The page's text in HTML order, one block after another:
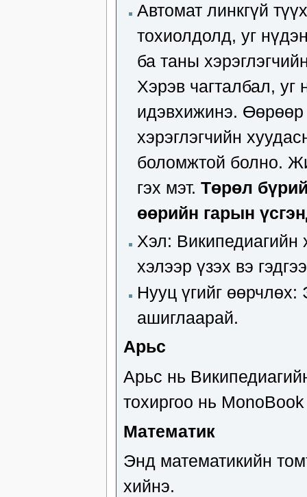
Автомат линкгүй
тохиолдолд, уг
ба таны
Хэрэв чагталбал, уг
идэвхижинэ. Өөрөөр
хэрэглэгчийн
боломжтой болно.
гэх мэт. Төрөл
өөрийн гарын
Хэл: Википедиагийн
хэлээр үзэх вэ
Нууц үгийг өөрчлөх:
ашиглаарай.
Арьс
Арьс нь
тохиргоо нь
Математик
Энд математикийн
хийнэ.